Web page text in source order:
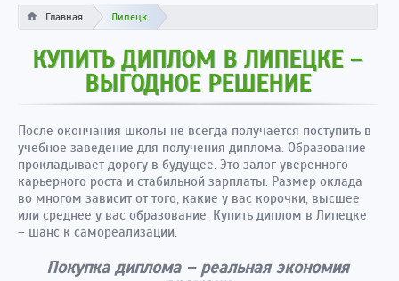
Главная Липецк
КУПИТЬ ДИПЛОМ В ЛИПЕЦКЕ –
ВЫГОДНОЕ РЕШЕНИЕ
После окончания школы не всегда получается поступить в
учебное заведение для получения диплома. Образование
прокладывает дорогу в будущее. Это залог уверенного
карьерного роста и стабильной зарплаты. Размер оклада
во многом зависит от того, какие у вас корочки, высшее
или среднее у вас образование. Купить диплом в Липецке
– шанс к самореализации.
Покупка диплома – реальная экономия